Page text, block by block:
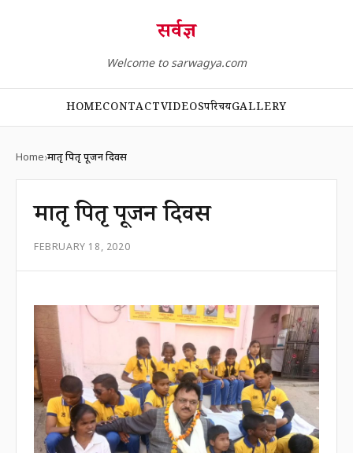
सर्वज्ञ
Welcome to sarwagya.com
HOMECONTACTVIDEOSपरिचयGALLERY
Home मातृ पितृ पूजन दिवस
मातृ पितृ पूजन दिवस
FEBRUARY 18, 2020